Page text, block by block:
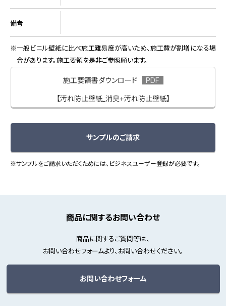
備考
一般ビニル壁紙に比べ施工難易度が高いため、施工費が割増になる場
合があります。施工要領を是非ご参照願います。
施工要領書ダウンロード
【汚れ防止壁紙_消臭+汚れ防止壁紙】
サンプルのご請求
※サンプルをご請求いただくためには、ビジネスユーザー登録が必要です。
商品に関するお問い合わせ
商品に関するご質問等は、
お問い合わせフォームより、お問い合わせください。
お問い合わせフォーム